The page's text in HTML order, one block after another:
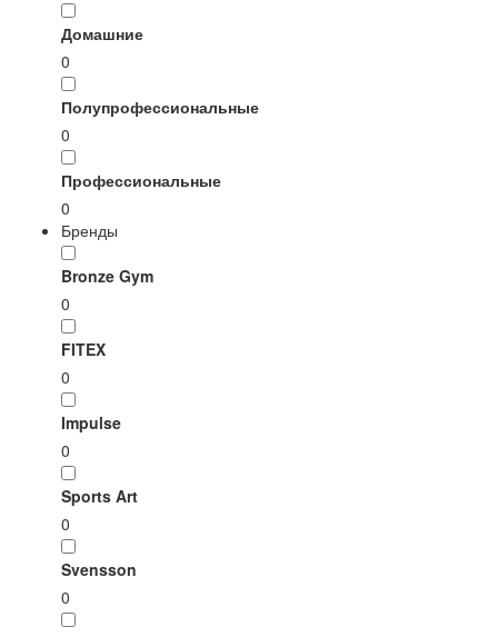
Домашние
0
Полупрофессиональные
0
Профессиональные
0
Бренды
Bronze Gym
0
FITEX
0
Impulse
0
Sports Art
0
Svensson
0